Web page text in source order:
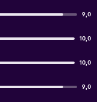
9,0
10,0
10,0
9,0